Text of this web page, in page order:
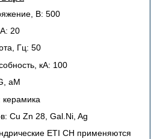
В: 500
20
Гц: 50
кА: 100
aM
керамика
Cu Zn 28, Gal.Ni, Ag
ETI CH применяются